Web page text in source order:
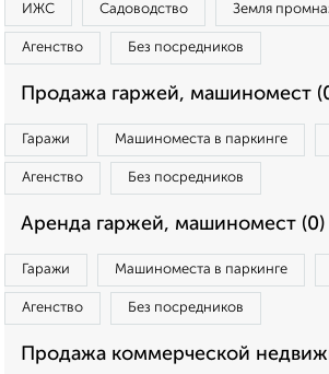
ИЖС Садоводство Земля
Агенство Без посредников
Продажа гаржей, машиномест
Гаражи Машиноместа в паркинге
Агенство Без посредников
Аренда гаржей, машиномест (0)
Гаражи Машиноместа в паркинге
Агенство Без посредников
Продажа коммерческой